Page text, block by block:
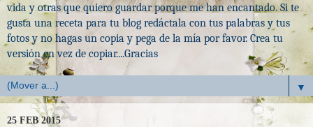
vida y otras que quiero guardar porque me han encantado. Si te
gusta una receta para tu blog redáctala con tus palabras y tus
fotos y no hagas un copia y pega de la mía por favor. Crea tu
versión en vez de copiar....Gracias
▼
25 FEB 2015